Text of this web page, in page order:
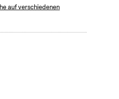
auf verschiedenen